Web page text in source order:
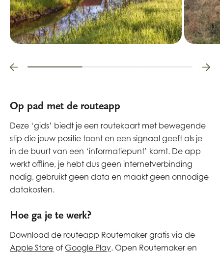
Op pad met de routeapp
Deze ‘gids’ biedt je een routekaart met bewegende
stip die jouw positie toont en een signaal geeft als je
in de buurt van een ‘informatiepunt’ komt. De app
werkt offline, je hebt dus geen internetverbinding
nodig, gebruikt geen data en maakt geen onnodige
datakosten.
Hoe ga je te werk?
Download de routeapp Routemaker gratis via de
Apple Store of Google Play. Open Routemaker en